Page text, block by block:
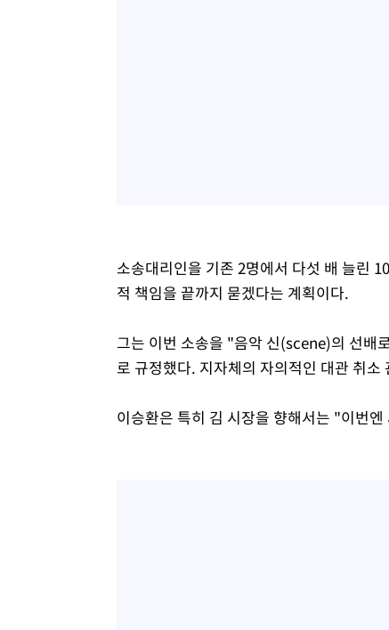
소송대리인을 기존 2명에서 다섯 배 늘린
적 책임을 끝까지 묻겠다는 계획이다.
그는 이번 소송을 "음악 신(scene)의 선배
로 규정했다. 지자체의 자의적인 대관 취소
이승환은 특히 김 시장을 향해서는 "이번